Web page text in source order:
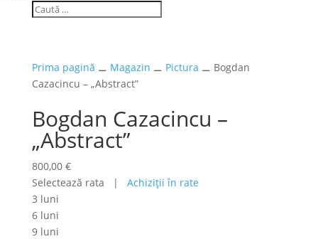
Prima pagină ⚊ Magazin ⚊ Pictura ⚊ Bogdan
Cazacincu – „Abstract”
Bogdan Cazacincu –
„Abstract”
800,00 €
Selectează rata | Achiziţii în rate
3 luni
6 luni
9 luni